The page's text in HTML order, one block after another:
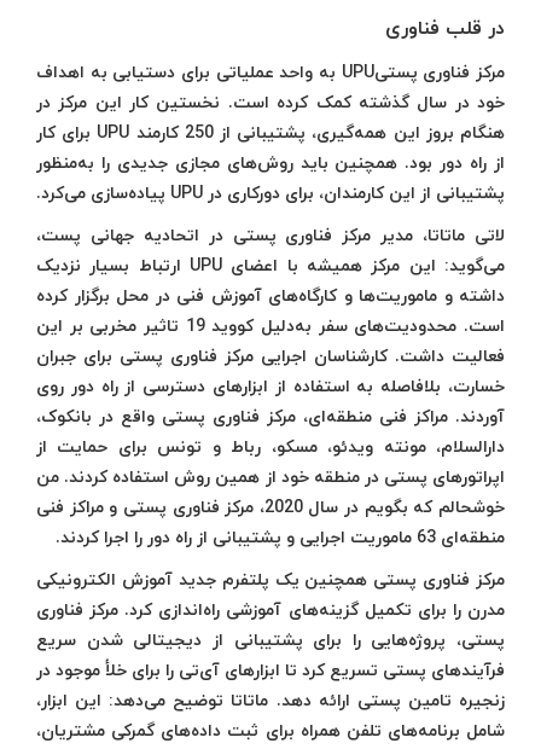
در قلب فناوری
مرکز فناوری پستیUPU به واحد عملیاتی برای دستیابی به اهداف
خود در سال گذشته کمک کرده است. نخستین کار این مرکز در
هنگام بروز این همه‌گیری، پشتیبانی از 250 کارمند UPU برای کار
از راه دور بود. همچنین باید روش‌های مجازی جدیدی را به‌منظور
پشتیبانی از این کارمندان، برای دورکاری در UPU پیاده‌سازی می‌کرد.
لاتی ماتاتا، مدیر مرکز فناوری پستی در اتحادیه جهانی پست،
می‌گوید: این مرکز همیشه با اعضای UPU ارتباط بسیار نزدیک
داشته و ماموریت‌ها و کارگاه‌های آموزش فنی در محل برگزار کرده
است. محدودیت‌های سفر به‌دلیل کووید 19 تاثیر مخربی بر این
فعالیت داشت. کارشناسان اجرایی مرکز فناوری پستی برای جبران
خسارت، بلافاصله به استفاده از ابزارهای دسترسی از راه دور روی
آوردند. مراکز فنی منطقه‌ای، مرکز فناوری پستی واقع در بانکوک،
دارالسلام، مونته ویدئو، مسکو، رباط و تونس برای حمایت از
اپراتورهای پستی در منطقه خود از همین روش استفاده کردند. من
خوشحالم که بگویم در سال 2020، مرکز فناوری پستی و مراکز فنی
منطقه‌ای 63 ماموریت اجرایی و پشتیبانی از راه دور را اجرا کردند.
مرکز فناوری پستی همچنین یک پلتفرم جدید آموزش الکترونیکی
مدرن را برای تکمیل گزینه‌های آموزشی راه‌اندازی کرد. مرکز فناوری
پستی، پروژه‌هایی را برای پشتیبانی از دیجیتالی شدن سریع
فرآیندهای پستی تسریع کرد تا ابزارهای آی‌تی را برای خلأ موجود در
زنجیره تامین پستی ارائه دهد. ماتاتا توضیح می‌دهد: این ابزار،
شامل برنامه‌های تلفن همراه برای ثبت داده‌های گمرکی مشتریان،